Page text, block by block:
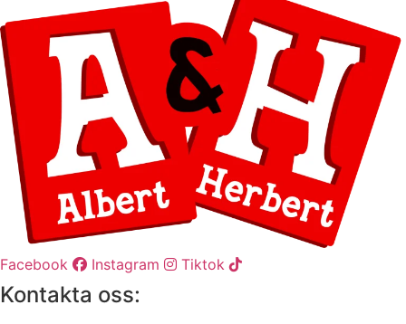
Facebook Instagram Tiktok
Kontakta oss: